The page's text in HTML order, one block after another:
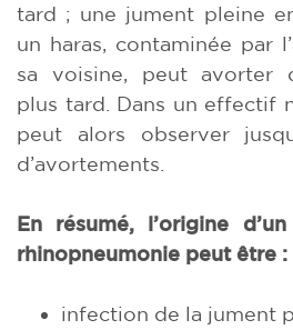
tard ; une jument pleine
un haras, contaminée par
sa voisine, peut avorter
plus tard. Dans un effectif
peut alors observer
d’avortements.
En résumé, l’origine
rhinopneumonie peut être :
infection de la jument